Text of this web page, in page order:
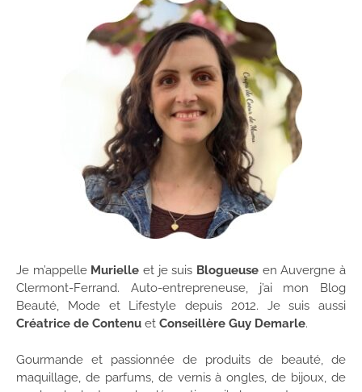
Je m’appelle Murielle et je suis Blogueuse en Auvergne à
Clermont-Ferrand. Auto-entrepreneuse, j’ai mon Blog
Beauté, Mode et Lifestyle depuis 2012. Je suis aussi
Créatrice de Contenu et Conseillère Guy Demarle.
Gourmande et passionnée de produits de beauté, de
maquillage, de parfums, de vernis à ongles, de bijoux, de